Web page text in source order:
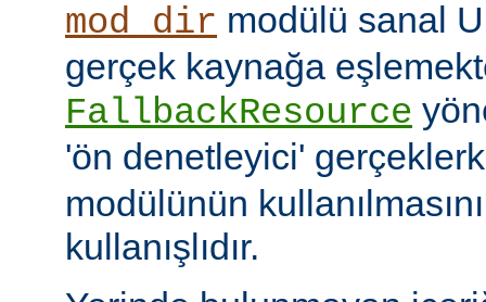
mod_dir modülü sanal
gerçek kaynağa
FallbackResource
'ön denetleyici'
modülünün
kullanışlıdır.